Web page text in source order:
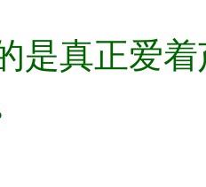
是真正爱